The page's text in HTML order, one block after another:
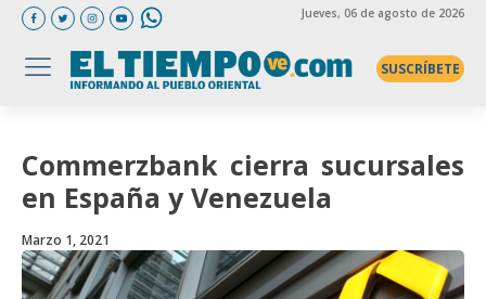
Jueves, 06 de agosto de 2026
SUSCRÍBETE
Commerzbank cierra sucursales
en España y Venezuela
Marzo 1, 2021